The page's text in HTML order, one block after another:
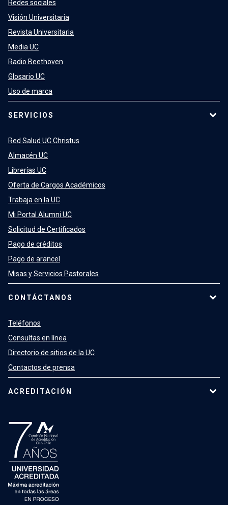
Redes sociales
Visión Universitaria
Revista Universitaria
Media UC
Radio Beethoven
Glosario UC
Uso de marca
SERVICIOS
Red Salud UC Christus
Almacén UC
Librerías UC
Oferta de Cargos Académicos
Trabaja en la UC
Mi Portal Alumni UC
Solicitud de Certificados
Pago de créditos
Pago de arancel
Misas y Servicios Pastorales
CONTÁCTANOS
Teléfonos
Consultas en línea
Directorio de sitios de la UC
Contactos de prensa
ACREDITACIÓN